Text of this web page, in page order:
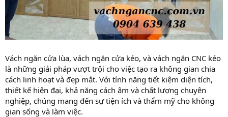
Vách ngăn cửa lùa, vách ngăn cửa kéo, và vách ngăn CNC kéo
là những giải pháp vượt trội cho việc tạo ra không gian chia
cách linh hoạt và đẹp mắt. Với tính năng tiết kiệm diện tích,
thiết kế hiện đại, khả năng cách âm và chất lượng chuyên
nghiệp, chúng mang đến sự tiện ích và thẩm mỹ cho không
gian sống và làm việc.